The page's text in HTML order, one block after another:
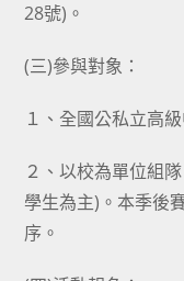
28號)。
(三)參與對象：
１、全國公私立高
２、以校為單位組
學生為主)。本季後
序。